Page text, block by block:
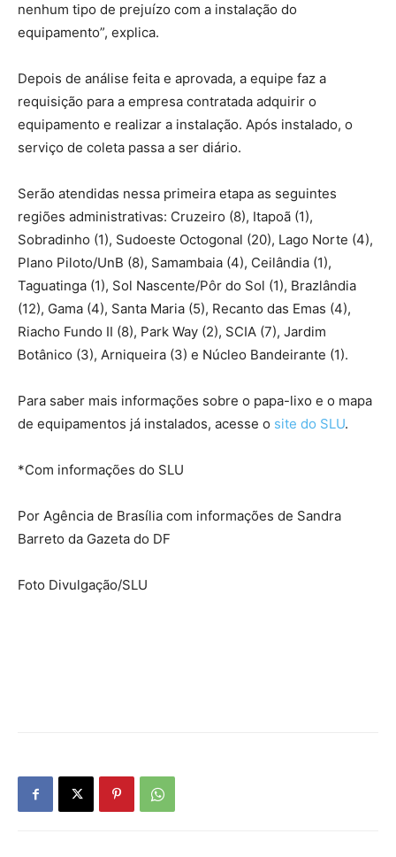
nenhum tipo de prejuízo com a instalação do
equipamento”, explica.
Depois de análise feita e aprovada, a equipe faz a
requisição para a empresa contratada adquirir o
equipamento e realizar a instalação. Após instalado, o
serviço de coleta passa a ser diário.
Serão atendidas nessa primeira etapa as seguintes
regiões administrativas: Cruzeiro (8), Itapoã (1),
Sobradinho (1), Sudoeste Octogonal (20), Lago Norte (4),
Plano Piloto/UnB (8), Samambaia (4), Ceilândia (1),
Taguatinga (1), Sol Nascente/Pôr do Sol (1), Brazlândia
(12), Gama (4), Santa Maria (5), Recanto das Emas (4),
Riacho Fundo II (8), Park Way (2), SCIA (7), Jardim
Botânico (3), Arniqueira (3) e Núcleo Bandeirante (1).
Para saber mais informações sobre o papa-lixo e o mapa
de equipamentos já instalados, acesse o site do SLU.
*Com informações do SLU
Por Agência de Brasília com informações de Sandra
Barreto da Gazeta do DF
Foto Divulgação/SLU